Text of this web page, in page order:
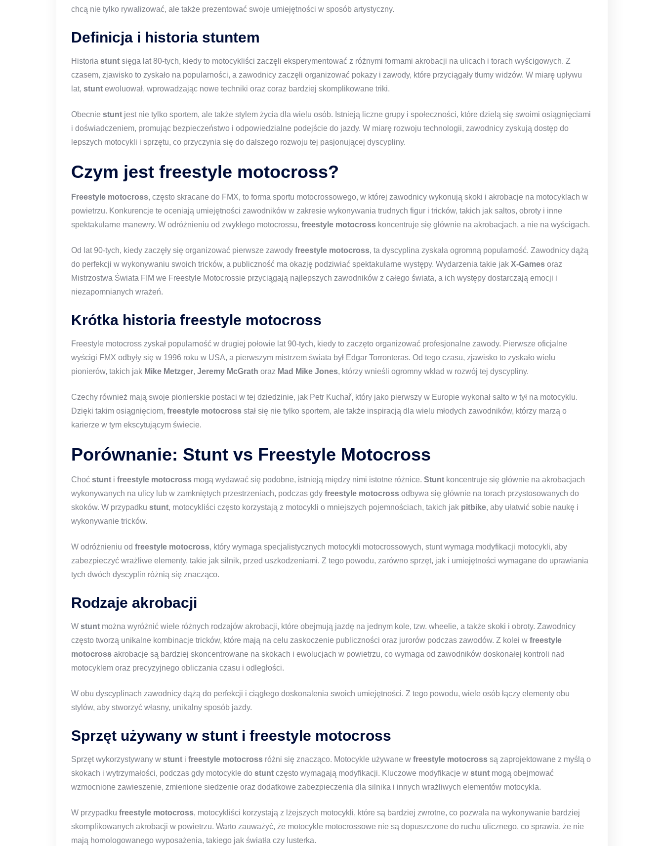
chcą nie tylko rywalizować, ale także prezentować swoje umiejętności w sposób artystyczny.
Definicja i historia stuntem
Historia stunt sięga lat 80-tych, kiedy to motocykliści zaczęli eksperymentować z różnymi formami akrobacji na ulicach i torach wyścigowych. Z
czasem, zjawisko to zyskało na popularności, a zawodnicy zaczęli organizować pokazy i zawody, które przyciągały tłumy widzów. W miarę upływu
lat, stunt ewoluował, wprowadzając nowe techniki oraz coraz bardziej skomplikowane triki.
Obecnie stunt jest nie tylko sportem, ale także stylem życia dla wielu osób. Istnieją liczne grupy i społeczności, które dzielą się swoimi osiągnięciami
i doświadczeniem, promując bezpieczeństwo i odpowiedzialne podejście do jazdy. W miarę rozwoju technologii, zawodnicy zyskują dostęp do
lepszych motocykli i sprzętu, co przyczynia się do dalszego rozwoju tej pasjonującej dyscypliny.
Czym jest freestyle motocross?
Freestyle motocross, często skracane do FMX, to forma sportu motocrossowego, w której zawodnicy wykonują skoki i akrobacje na motocyklach w
powietrzu. Konkurencje te oceniają umiejętności zawodników w zakresie wykonywania trudnych figur i tricków, takich jak saltos, obroty i inne
spektakularne manewry. W odróżnieniu od zwykłego motocrossu, freestyle motocross koncentruje się głównie na akrobacjach, a nie na wyścigach.
Od lat 90-tych, kiedy zaczęły się organizować pierwsze zawody freestyle motocross, ta dyscyplina zyskała ogromną popularność. Zawodnicy dążą
do perfekcji w wykonywaniu swoich tricków, a publiczność ma okazję podziwiać spektakularne występy. Wydarzenia takie jak X-Games oraz
Mistrzostwa Świata FIM we Freestyle Motocrossie przyciągają najlepszych zawodników z całego świata, a ich występy dostarczają emocji i
niezapomnianych wrażeń.
Krótka historia freestyle motocross
Freestyle motocross zyskał popularność w drugiej połowie lat 90-tych, kiedy to zaczęto organizować profesjonalne zawody. Pierwsze oficjalne
wyścigi FMX odbyły się w 1996 roku w USA, a pierwszym mistrzem świata był Edgar Torronteras. Od tego czasu, zjawisko to zyskało wielu
pionierów, takich jak Mike Metzger, Jeremy McGrath oraz Mad Mike Jones, którzy wnieśli ogromny wkład w rozwój tej dyscypliny.
Czechy również mają swoje pionierskie postaci w tej dziedzinie, jak Petr Kuchař, który jako pierwszy w Europie wykonał salto w tył na motocyklu.
Dzięki takim osiągnięciom, freestyle motocross stał się nie tylko sportem, ale także inspiracją dla wielu młodych zawodników, którzy marzą o
karierze w tym ekscytującym świecie.
Porównanie: Stunt vs Freestyle Motocross
Choć stunt i freestyle motocross mogą wydawać się podobne, istnieją między nimi istotne różnice. Stunt koncentruje się głównie na akrobacjach
wykonywanych na ulicy lub w zamkniętych przestrzeniach, podczas gdy freestyle motocross odbywa się głównie na torach przystosowanych do
skoków. W przypadku stunt, motocykliści często korzystają z motocykli o mniejszych pojemnościach, takich jak pitbike, aby ułatwić sobie naukę i
wykonywanie tricków.
W odróżnieniu od freestyle motocross, który wymaga specjalistycznych motocykli motocrossowych, stunt wymaga modyfikacji motocykli, aby
zabezpieczyć wrażliwe elementy, takie jak silnik, przed uszkodzeniami. Z tego powodu, zarówno sprzęt, jak i umiejętności wymagane do uprawiania
tych dwóch dyscyplin różnią się znacząco.
Rodzaje akrobacji
W stunt można wyróżnić wiele różnych rodzajów akrobacji, które obejmują jazdę na jednym kole, tzw. wheelie, a także skoki i obroty. Zawodnicy
często tworzą unikalne kombinacje tricków, które mają na celu zaskoczenie publiczności oraz jurorów podczas zawodów. Z kolei w freestyle
motocross akrobacje są bardziej skoncentrowane na skokach i ewolucjach w powietrzu, co wymaga od zawodników doskonałej kontroli nad
motocyklem oraz precyzyjnego obliczania czasu i odległości.
W obu dyscyplinach zawodnicy dążą do perfekcji i ciągłego doskonalenia swoich umiejętności. Z tego powodu, wiele osób łączy elementy obu
stylów, aby stworzyć własny, unikalny sposób jazdy.
Sprzęt używany w stunt i freestyle motocross
Sprzęt wykorzystywany w stunt i freestyle motocross różni się znacząco. Motocykle używane w freestyle motocross są zaprojektowane z myślą o
skokach i wytrzymałości, podczas gdy motocykle do stunt często wymagają modyfikacji. Kluczowe modyfikacje w stunt mogą obejmować
wzmocnione zawieszenie, zmienione siedzenie oraz dodatkowe zabezpieczenia dla silnika i innych wrażliwych elementów motocykla.
W przypadku freestyle motocross, motocykliści korzystają z lżejszych motocykli, które są bardziej zwrotne, co pozwala na wykonywanie bardziej
skomplikowanych akrobacji w powietrzu. Warto zauważyć, że motocykle motocrossowe nie są dopuszczone do ruchu ulicznego, co sprawia, że nie
mają homologowanego wyposażenia, takiego jak światła czy lusterka.